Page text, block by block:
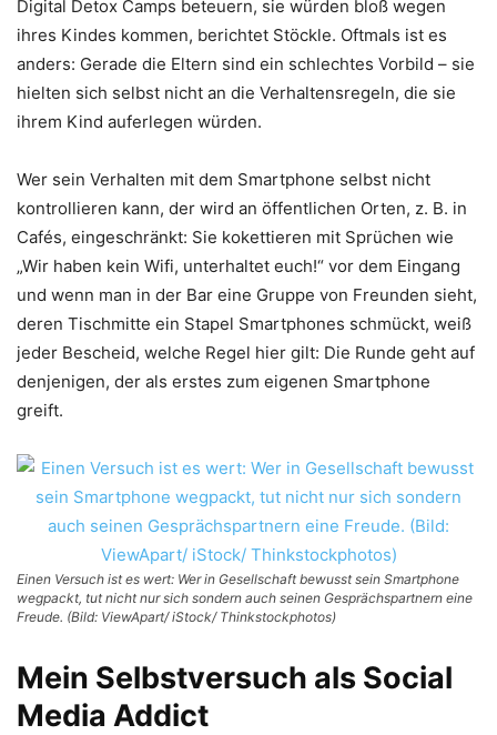
Digital Detox Camps beteuern, sie würden bloß wegen
ihres Kindes kommen, berichtet Stöckle. Oftmals ist es
anders: Gerade die Eltern sind ein schlechtes Vorbild – sie
hielten sich selbst nicht an die Verhaltensregeln, die sie
ihrem Kind auferlegen würden.
Wer sein Verhalten mit dem Smartphone selbst nicht
kontrollieren kann, der wird an öffentlichen Orten, z. B. in
Cafés, eingeschränkt: Sie kokettieren mit Sprüchen wie
„Wir haben kein Wifi, unterhaltet euch!“ vor dem Eingang
und wenn man in der Bar eine Gruppe von Freunden sieht,
deren Tischmitte ein Stapel Smartphones schmückt, weiß
jeder Bescheid, welche Regel hier gilt: Die Runde geht auf
denjenigen, der als erstes zum eigenen Smartphone
greift.
Einen Versuch ist es wert: Wer in Gesellschaft bewusst sein Smartphone
wegpackt, tut nicht nur sich sondern auch seinen Gesprächspartnern eine
Freude. (Bild: ViewApart/ iStock/ Thinkstockphotos)
Mein Selbstversuch als Social
Media Addict